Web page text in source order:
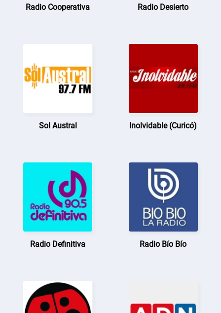
Radio Cooperativa Radio Desierto
Sol Austral Inolvidable (Curicó)
Radio Definitiva Radio Bío Bío